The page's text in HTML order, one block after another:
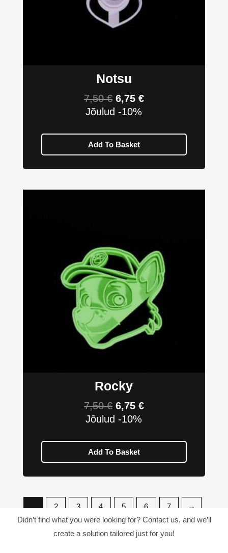
Notsu
7,50€ 6,75 €
Jõulud -10%
Add To Basket
Rocky
7,50€ 6,75 €
Jõulud -10%
Add To Basket
1 2 3 4 5 6 7
→
Didn’t find what you were looking for? Contact us, and we’ll
create a solution tailored just for you!